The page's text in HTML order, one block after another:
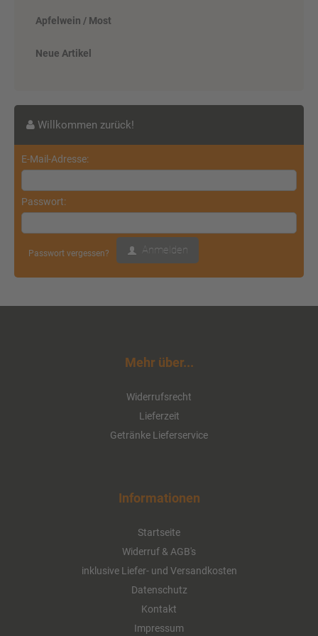
x 0,75 Liter (Glas/Mehrweg)
ab 14,50 EUR
( inkl. 19 % MwSt. zzgl. Versandkosten
Details
Bittenfelder Apfel-Kirsch-Saft 6 x 1,0
ab 11,00 EUR
( inkl. 19 % MwSt. zzgl. Versandkosten)
Details
Apfelwein / Most
Neue Artikel
Willkommen zurück!
E-Mail-Adresse:
Passwort:
Passwort vergessen? Anmelden
Mehr über...
Widerrufsrecht
Lieferzeit
Getränke Lieferservice
Informationen
Startseite
Widerruf & AGB's
inklusive Liefer- und Versandkosten
Datenschutz
Kontakt
Impressum